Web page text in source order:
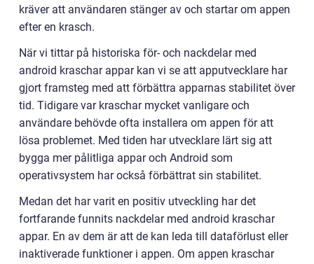
kräver att användaren stänger av och startar om appen
efter en krasch.
När vi tittar på historiska för- och nackdelar med
android kraschar appar kan vi se att apputvecklare har
gjort framsteg med att förbättra apparnas stabilitet över
tid. Tidigare var kraschar mycket vanligare och
användare behövde ofta installera om appen för att
lösa problemet. Med tiden har utvecklare lärt sig att
bygga mer pålitliga appar och Android som
operativsystem har också förbättrat sin stabilitet.
Medan det har varit en positiv utveckling har det
fortfarande funnits nackdelar med android kraschar
appar. En av dem är att de kan leda till dataförlust eller
inaktiverade funktioner i appen. Om appen kraschar